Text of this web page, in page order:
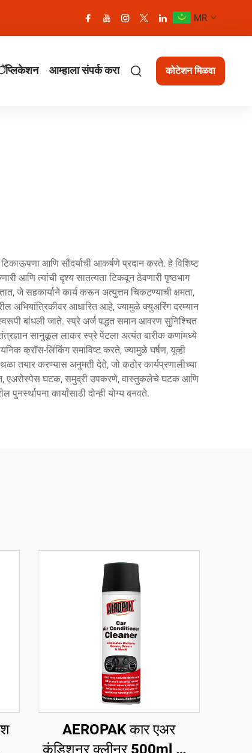
MR
आम्हाला संपर्क करा कोटेशन मिळवा
आणि सौंदर्याची आकर्षणे प्रदान करते. हे विशिष्ट
आणि त्यांची दृश्य सातत्यता टिकवून ठेवणारी पृष्ठभाग
जे सहकार्याने कार्य करून अत्युत्तम चिकटण्याची क्षमता,
अभियांत्रिकीवर आधारित आहे, ज्यामुळे क्युअरिंग दरम्यान
बांधली जाते. स्प्रे अर्ज पद्धत समान आवरण सुनिश्चित
सानुकूल लाकर स्प्रे पेंटला अत्यंत बारीक कणांमध्ये
क्रॉस-लिंकिंग समाविष्ट करते, ज्यामुळे घर्षण, यूव्ही
तयार करण्यास अनुमती देते, जो कठोर कार्यप्रणालीच्या
एअरोस्पेस घटक, समुद्री उपकरणे, वास्तुकलेचे घटक आणि
कार्यांसाठी दोन्ही योग्य बनवते.
AEROPAK कार एअर
कंडिशनर क्लीनर 500ml कार